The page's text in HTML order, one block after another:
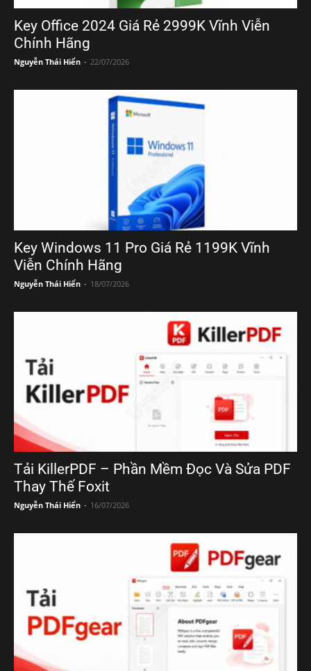
Key Office 2024 Giá Rẻ 2999K Vĩnh Viễn
Chính Hãng
Nguyễn Thái Hiển - 22/07/2026
Key Windows 11 Pro Giá Rẻ 1199K Vĩnh
Viễn Chính Hãng
Nguyễn Thái Hiển - 18/07/2026
Tải KillerPDF – Phần Mềm Đọc Và Sửa PDF
Thay Thế Foxit
Nguyễn Thái Hiển - 16/07/2026